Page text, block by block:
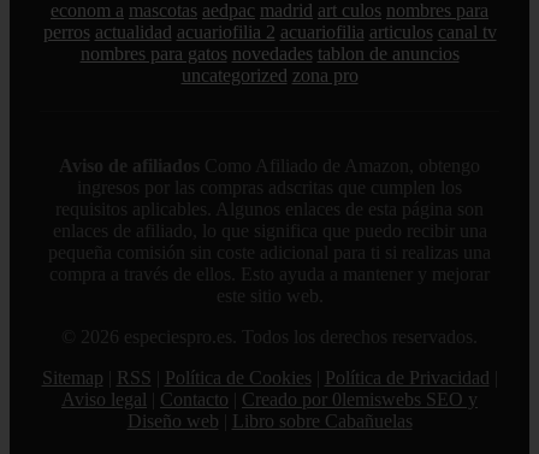
econom a mascotas aedpac madrid art culos nombres para
perros actualidad acuariofilia 2 acuariofilia articulos canal tv
nombres para gatos novedades tablon de anuncios
uncategorized zona pro
Aviso de afiliados Como Afiliado de Amazon, obtengo
ingresos por las compras adscritas que cumplen los
requisitos aplicables. Algunos enlaces de esta página son
enlaces de afiliado, lo que significa que puedo recibir una
pequeña comisión sin coste adicional para ti si realizas una
compra a través de ellos. Esto ayuda a mantener y mejorar
este sitio web.
© 2026 especiespro.es. Todos los derechos reservados.
Sitemap
RSS Política de Cookies Política de Privacidad
Aviso legal
Contacto
Creado por 0lemiswebs SEO y
Diseño web
Libro sobre Cabañuelas